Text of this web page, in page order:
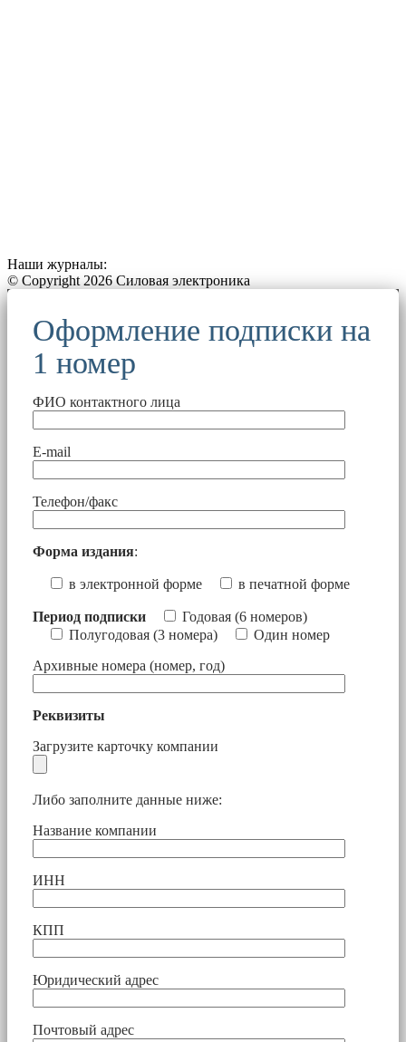
Наши журналы:
© Copyright 2026 Силовая электроника
Оформление подписки на
1 номер
ФИО контактного лица
E-mail
Телефон/факс
Форма издания:
в электронной форме в печатной форме
Период подписки
Годовая (6 номеров)
Полугодовая (3 номера)
Один номер
Архивные номера (номер, год)
Реквизиты
Загрузите карточку компании
Либо заполните данные ниже:
Название компании
ИНН
КПП
Юридический адрес
Почтовый адрес